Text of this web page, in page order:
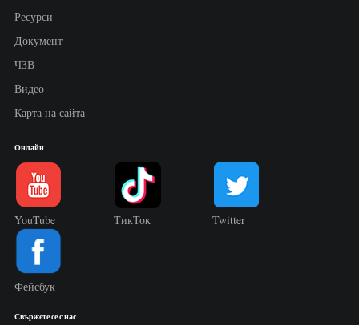
Ресурси
Документ
ЧЗВ
Видео
Карта на сайта
Онлайн
YouTube ТикТок Twitter
Фейсбук
Свържете се с нас